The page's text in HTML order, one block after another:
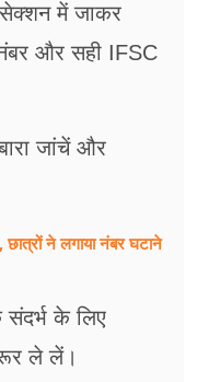
सेक्शन में जाकर
और सही IFSC
जांचें और
ने लगाया नंबर घटाने
संदर्भ के लिए
ले लें।